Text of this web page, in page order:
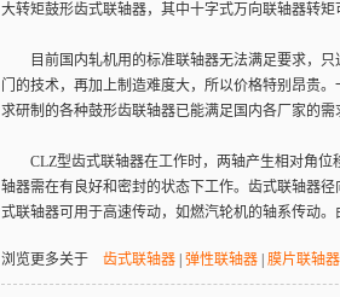
大转矩鼓形齿式联轴器，其中十字式万向联轴器转
目前国内轧机用的标准联轴器无法满足要求，只
门的技术，再加上制造难度大，所以价格特别昂贵
求研制的各种鼓形齿联轴器已能满足国内各厂家的需
CLZ型齿式联轴器在工作时，两轴产生相对角位
轴器需在有良好和密封的状态下工作。齿式联轴器
式联轴器可用于高速传动，如燃汽轮机的轴系传动
浏览更多关于 齿式联轴器| 弹性联轴器| 膜片联轴器